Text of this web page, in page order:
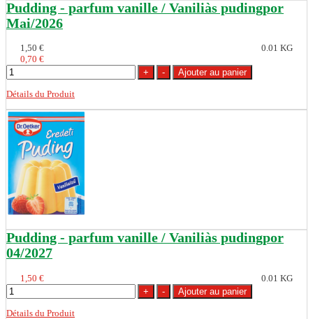
Pudding - parfum vanille / Vaniliàs pudingpor
Mai/2026
1,50 €
0,70 €
0.01 KG
Détails du Produit
Pudding - parfum vanille / Vaniliàs pudingpor
04/2027
1,50 € 0.01 KG
Détails du Produit